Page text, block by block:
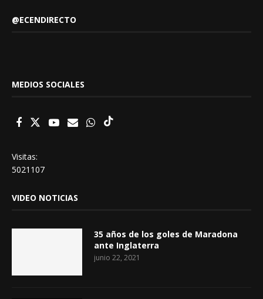
@ECENDIRECTO
MEDIOS SOCIALES
Visitas:
5021107
VIDEO NOTICIAS
35 años de los goles de Maradona
ante Inglaterra
junio 22, 2021